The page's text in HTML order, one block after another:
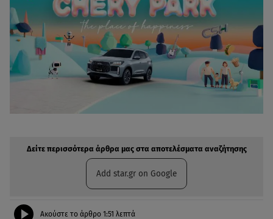
Δείτε περισσότερα άρθρα μας στα αποτελέσματα αναζήτησης
Add star.gr on Google
Ακούστε το άρθρο 1:51 λεπτά